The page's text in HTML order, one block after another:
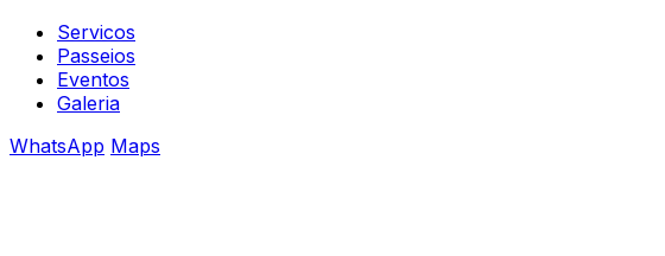
Servicos
Passeios
Eventos
Galeria
WhatsApp Maps